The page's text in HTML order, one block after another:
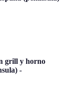
grill y horno
-